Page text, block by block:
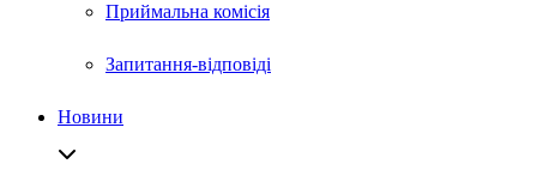
Приймальна комісія
Запитання-відповіді
Новини